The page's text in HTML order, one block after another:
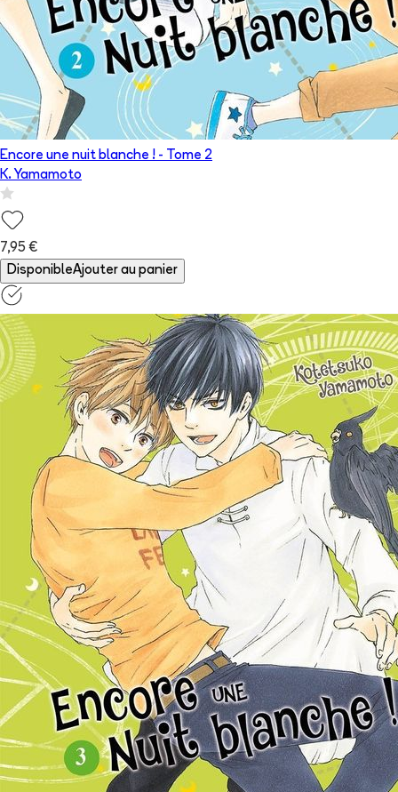
Encore une nuit blanche ! - Tome 2
K. Yamamoto
7,95 €
DisponibleAjouter au panier